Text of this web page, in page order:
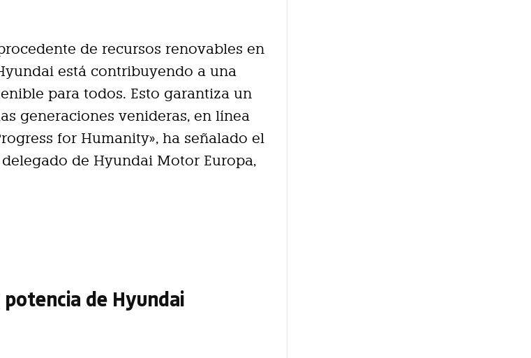
de recursos renovables en
está contribuyendo a una
para todos. Esto garantiza un
generaciones venideras, en línea
for Humanity», ha señalado el
de Hyundai Motor Europa,
de Hyundai